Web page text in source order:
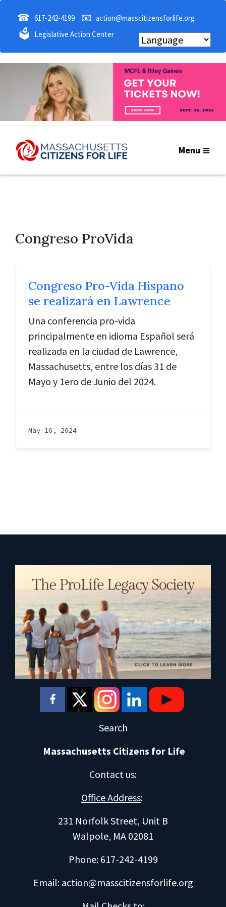
☎ 617-242-4199 📧 action@masscitizensforlife.org
🗳 Legislative Action Center
Menu
Congreso ProVida
Congreso Pro-Vida Hispano
se realizará en Lawrence
Una conferencia pro-vida
principalmente en idioma Español será
realizada en la ciudad de Lawrence,
Massachusetts, entre los días 31 de
Mayo y 1ero de Junio del 2024.
May 16, 2024
Search
Massachusetts Citizens for Life
Contact us:
Office Address:
231 Norfolk Street, Unit B
Walpole, MA 02081
Phone: 617-242-4199
Email: action@masscitizensforlife.org